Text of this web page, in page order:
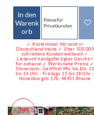
In den
Warenk
orb
Preise für
Privatkunden
✓ Kostenloser Versand in
Deutschland heute ✓ Über 100.000
zufriedene Kunden weltweit ✓
Liebevoll handgefertigtes Geschirr
für zuhause ✓ Werksnahe Preise ✓
Showroom : Geöffnet Mo. bis Do. 11
bis 14 Uhr - Freitags 15 bis 18 Uhr -
Hünenborgstr.17b, 48431 Rheine
-39%